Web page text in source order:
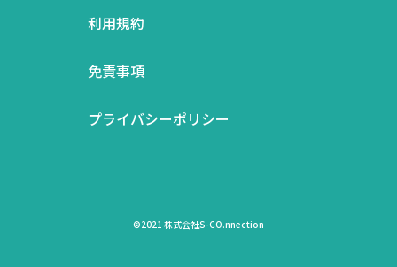
利用規約
免責事項
プライバシーポリシー
©2021 株式会社S-CO.nnection